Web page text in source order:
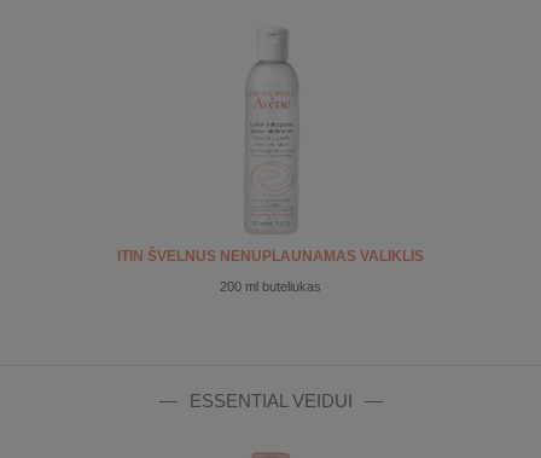
ITIN ŠVELNUS NENUPLAUNAMAS VALIKLIS
200 ml buteliukas
ESSENTIAL VEIDUI